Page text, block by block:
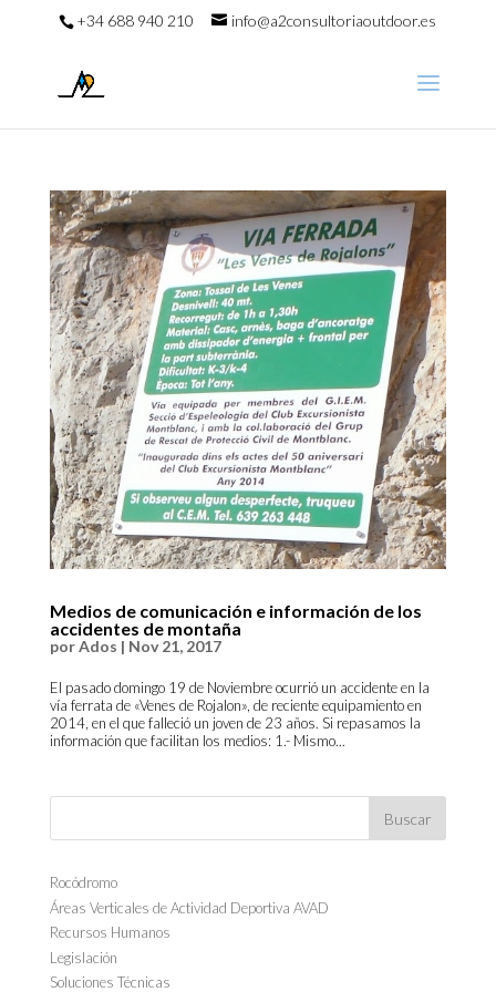
+34 688 940 210 info@a2consultoriaoutdoor.es
Medios de comunicación e información de los
accidentes de montaña
porAdos | Nov 21, 2017
El pasado domingo 19 de Noviembre ocurrió un accidente en la
vía ferrata de «Venes de Rojalon», de reciente equipamiento en
2014, en el que falleció un joven de 23 años. Si repasamos la
información que facilitan los medios: 1.- Mismo...
Rocódromo
Áreas Verticales de Actividad Deportiva AVAD
Recursos Humanos
Legislación
Soluciones Técnicas